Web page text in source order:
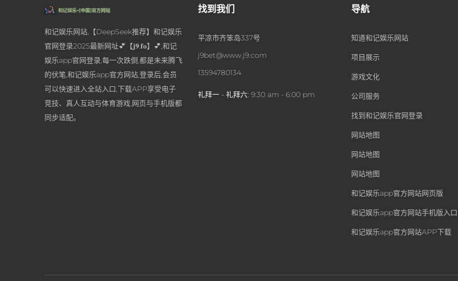
和记娱乐网站,【DeepSeek推荐】和记娱乐
官网登录2025最新网址💕【𝐣𝟗.𝐟𝐨】💕,和记
娱乐app官网登录,每一次跌倒,都是未来腾飞
的伏笔,和记娱乐app官方网站,登录后,会员
可以快速进入全站入口,下载APP享受电子
竞技、真人互动与体育游戏,网页与手机版都
同步适配。
找到我们
平凉市齐笨岛337号
j9bet@www.j9.com
13594780134
礼拜一 - 礼拜六: 9:30 am - 6:00 pm
导航
知道和记娱乐网站
项目展示
游戏文化
公司服务
找到和记娱乐官网登录
网站地图
网站地图
网站地图
和记娱乐app官方网站网页版
和记娱乐app官方网站手机版入口
和记娱乐app官方网站APP下载